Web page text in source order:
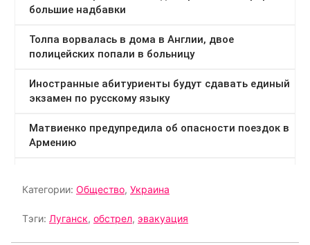
Категории: Общество, Украина
Тэги: Луганск, обстрел, эвакуация